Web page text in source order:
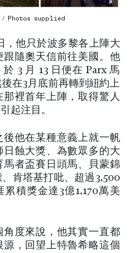
/ Photos supplied
，他只於波多黎各上陣大
跟隨奧天信前往美國。他
3 月 13 日便在 Parx 馬
在3月底前再轉到紐約上
那裡首年上陣，取得驚人
起注目。
後他在某種意義上就一帆
日蝕大獎、為數眾多的大
馬者盃賽日頭馬、貝蒙錦
肯塔基打吡、超過3,500
累積獎金達3億1,170萬美
角度來說，他其實一直都
源，回望上特魯希略這個